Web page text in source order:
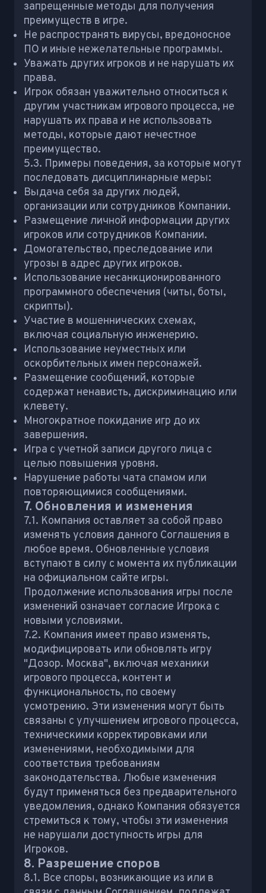
запрещенные методы для получения
преимуществ в игре.
Не распространять вирусы, вредоносное
ПО и иные нежелательные программы.
Уважать других игроков и не нарушать их
права.
Игрок обязан уважительно относиться к
другим участникам игрового процесса, не
нарушать их права и не использовать
методы, которые дают нечестное
преимущество.
5.3. Примеры поведения, за которые могут
последовать дисциплинарные меры:
Выдача себя за других людей,
организации или сотрудников Компании.
Размещение личной информации других
игроков или сотрудников Компании.
Домогательство, преследование или
угрозы в адрес других игроков.
Использование несанкционированного
программного обеспечения (читы, боты,
скрипты).
Участие в мошеннических схемах,
включая социальную инженерию.
Использование неуместных или
оскорбительных имен персонажей.
Размещение сообщений, которые
содержат ненависть, дискриминацию или
клевету.
Многократное покидание игр до их
завершения.
Игра с учетной записи другого лица с
целью повышения уровня.
Нарушение работы чата спамом или
повторяющимися сообщениями.
7. Обновления и изменения
7.1. Компания оставляет за собой право
изменять условия данного Соглашения в
любое время. Обновленные условия
вступают в силу с момента их публикации
на официальном сайте игры.
Продолжение использования игры после
изменений означает согласие Игрока с
новыми условиями.
7.2. Компания имеет право изменять,
модифицировать или обновлять игру
"Дозор. Москва", включая механики
игрового процесса, контент и
функциональность, по своему
усмотрению. Эти изменения могут быть
связаны с улучшением игрового процесса,
техническими корректировками или
изменениями, необходимыми для
соответствия требованиям
законодательства. Любые изменения
будут применяться без предварительного
уведомления, однако Компания обязуется
стремиться к тому, чтобы эти изменения
не нарушали доступность игры для
Игроков.
8. Разрешение споров
8.1. Все споры, возникающие из или в